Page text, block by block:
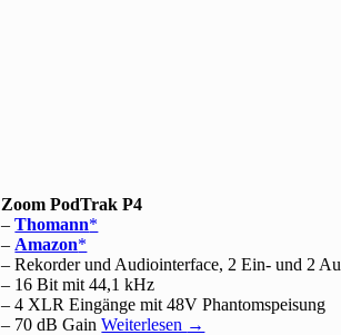
Zoom PodTrak P4
–Thomann
– Amazon
– Rekorder und Audiointerface, 2 Ein- und 2
– 16 Bit mit 44,1 kHz
– 4 XLR Eingänge mit 48V Phantomspeisung
– 70 dB GainWeiterlesen →